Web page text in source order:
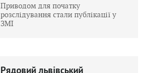
Приводом для початку
розслідування стали публікації у
ЗМІ